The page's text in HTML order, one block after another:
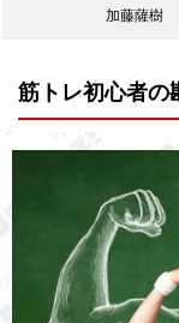
加藤薩樹
筋トレ初心者の